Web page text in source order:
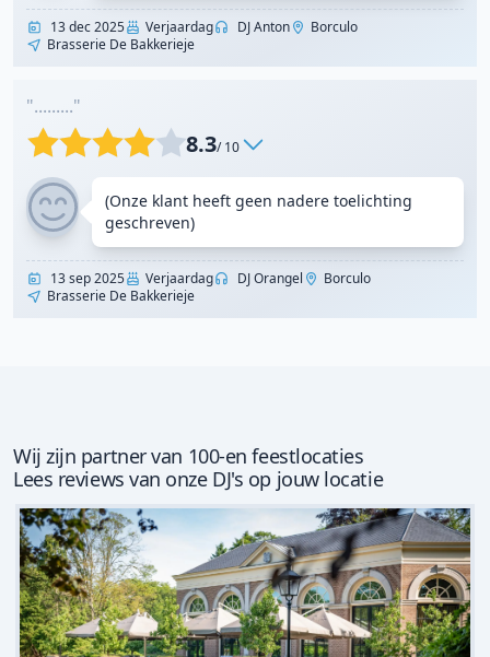
13 dec 2025 Verjaardag DJ Anton
Borculo
Brasserie De Bakkerieje
"........."
8.3/ 10
(Onze klant heeft geen nadere toelichting
geschreven)
13 sep 2025 Verjaardag DJ Orangel
Borculo
Brasserie De Bakkerieje
Wij zijn partner van 100-en feestlocaties
Lees reviews van onze DJ's op jouw locatie